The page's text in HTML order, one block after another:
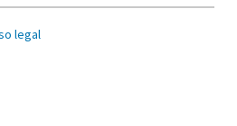
legal